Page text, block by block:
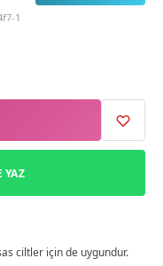
1
YAZ
ciltler için de uygundur.